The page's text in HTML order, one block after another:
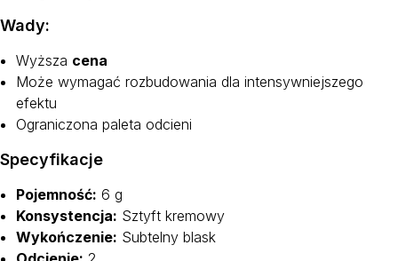
Wady:
Wyższa cena
Może wymagać rozbudowania dla intensywniejszego
efektu
Ograniczona paleta odcieni
Specyfikacje
Pojemność: 6 g
Konsystencja: Sztyft kremowy
Wykończenie: Subtelny blask